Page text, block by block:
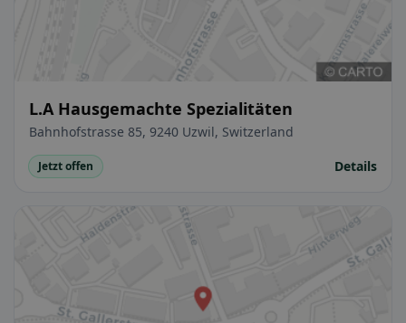
L.A Hausgemachte Spezialitäten
Bahnhofstrasse 85, 9240 Uzwil, Switzerland
Jetzt offen Details